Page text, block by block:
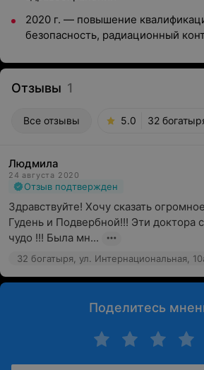
2020 г. — повышение
безопасность, радиационный
Отзывы 1
Все отзывы 5.0 32
Людмила
24 августа 2020
Отзыв подтвержден
Здравствуйте! Хочу сказать
Гудень и Подвербной!!! Эти доктора
чудо !!! Была мн...
32 богатыря, ул. Интернациональная,
Поделитесь